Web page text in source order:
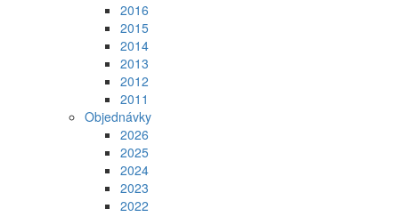
2016
2015
2014
2013
2012
2011
Objednávky
2026
2025
2024
2023
2022